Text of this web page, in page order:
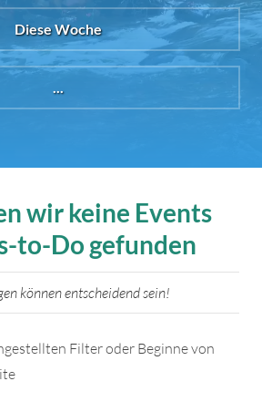
Diese Woche
wir keine Events
to-Do gefunden
können entscheidend sein!
Filter oder Beginne von